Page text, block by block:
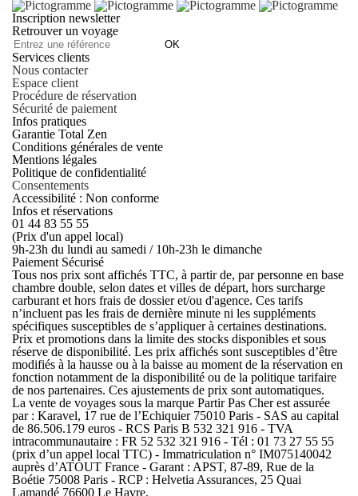
Inscription newsletter
Retrouver un voyage
OK
Services clients
Nous contacter
Espace client
Procédure de réservation
Sécurité de paiement
Infos pratiques
Garantie Total Zen
Conditions générales de vente
Mentions légales
Politique de confidentialité
Consentements
Accessibilité : Non conforme
Infos et réservations
01 44 83 55 55
(Prix d'un appel local)
9h-23h du lundi au samedi / 10h-23h le dimanche
Paiement Sécurisé
Tous nos prix sont affichés TTC, à partir de, par personne en base
chambre double, selon dates et villes de départ, hors surcharge
carburant et hors frais de dossier et/ou d'agence. Ces tarifs
n’incluent pas les frais de dernière minute ni les suppléments
spécifiques susceptibles de s’appliquer à certaines destinations.
Prix et promotions dans la limite des stocks disponibles et sous
réserve de disponibilité. Les prix affichés sont susceptibles d’être
modifiés à la hausse ou à la baisse au moment de la réservation en
fonction notamment de la disponibilité ou de la politique tarifaire
de nos partenaires. Ces ajustements de prix sont automatiques.
La vente de voyages sous la marque Partir Pas Cher est assurée
par : Karavel, 17 rue de l’Echiquier 75010 Paris - SAS au capital
de 86.506.179 euros - RCS Paris B 532 321 916 - TVA
intracommunautaire : FR 52 532 321 916 - Tél : 01 73 27 55 55
(prix d’un appel local TTC) - Immatriculation n° IM075140042
auprès d’ATOUT France - Garant : APST, 87-89, Rue de la
Boétie 75008 Paris - RCP : Helvetia Assurances, 25 Quai
Lamandé 76600 Le Havre.